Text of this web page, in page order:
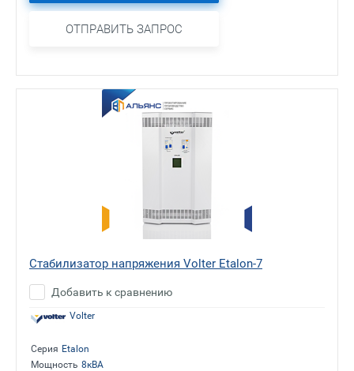
ОТПРАВИТЬ ЗАПРОС
Стабилизатор напряжения Volter Etalon-7
Добавить к сравнению
Volter
Серия Etalon
Мощность 8кВА